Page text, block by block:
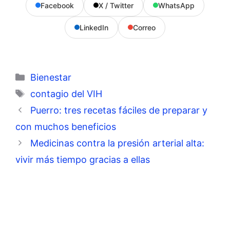
Facebook X / Twitter WhatsApp
LinkedIn Correo
Categorías
Bienestar
Etiquetas
contagio del VIH
Puerro: tres recetas fáciles de preparar y
con muchos beneficios
Medicinas contra la presión arterial alta:
vivir más tiempo gracias a ellas